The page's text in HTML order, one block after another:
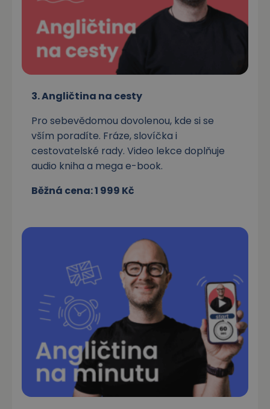
3. Angličtina na cesty
Pro sebevědomou dovolenou, kde si se
vším poradíte. Fráze, slovíčka i
cestovatelské rady. Video lekce doplňuje
audio kniha a mega e-book.
Běžná cena: 1 999 Kč